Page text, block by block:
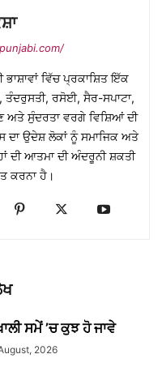
ਭਾਸ਼ਾਵਾਂ ਵਿੱਚ ਪ੍ਰਕਾਸ਼ਿਤ ਇੱਕ
ਤੰਦਰੁਸਤੀ, ਰਸੋਈ, ਸੈਰ-ਸਪਾਟਾ,
ਅਤੇ ਸੁੰਦਰਤਾ ਵਰਗੇ ਵਿਸ਼ਿਆਂ ਦੀ
ਦਾ ਉਦੇਸ਼ ਲੋਕਾਂ ਨੂੰ ਸਮਾਜਿਕ ਅਤੇ
ਦੀ ਆਤਮਾ ਦੀ ਅੰਦਰੂਨੀ ਸ਼ਕਤੀ
ਕਰਨਾ ਹੈ।
ਸਮੇਂ ’ਚ ਕੁਝ ਹੋ ਜਾਵੇ
2026